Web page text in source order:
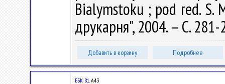
Bialymstoku ; pod red. S.
друкарня", 2004. – С.
Добавить в корзину Подробнее
ББК 81.А43